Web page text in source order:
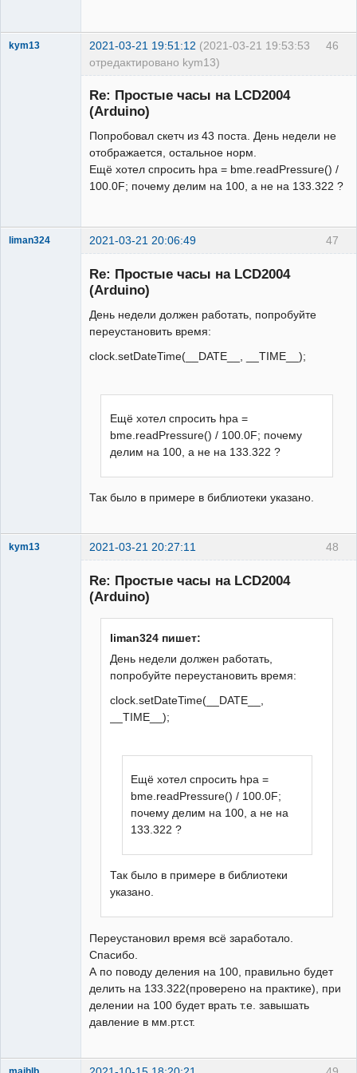
      int a[6];
i,d1,d2,d3,d4,d5,d6,e1,e2,e3;
      char * mes[12]
{"Jan","Feb","Mar","Apr","May","Jun","
      char * den[8]{"
","Mon","Tue","Wed","Thu","Fri","Sat",
"Sun"};
      float hpa,h,t1,t2;
   void setup(){ Wire.begin();
clock.begin();
    temp.begin();
temp.setResolution(9);//9 бит
Включаем подсветку дисплея
v1);lcd.createChar(2,
v3);lcd.createChar(4,
v4);lcd.createChar(5,
v5);lcd.createChar(6,
v6);lcd.createChar(7,
v7);lcd.createChar(8, v8);
   void loop(){
    if(DateTime.second==0)
{temp.requestTemperatures();}
    if(DateTime.second==15){t1 =
temp.getTempCByIndex(1);}
    if(DateTime.second==45){
    hpa = bme.readPressure() / 100.0F;
    h = bme.readHumidity();}
   // hpa=1002;
if(DateTime.hour>=0&&DateTime.hour<6)
{lcd.noBacklight();}else{lcd.backlight
     a[1]=DateTime.hour%10;
     a[2]=DateTime.minute/10;
     a[5]=DateTime.second%10;
for(i=0;i<6;i++){
      switch(i){
        case 0: e1=0,e2=1,e3=2;break;
        case 1: e1=3,e2=4,e3=5;break;
46
kym13 2021-03-21 19:51:12 (2021-03-21 19:53:53
отредактировано kym13)
Re: Простые часы на LCD2004
(Arduino)
Попробовал скетч из 43 поста. День недели не
отображается, остальное норм.
Ещё хотел спросить hpa = bme.readPressure() /
100.0F; почему делим на 100, а не на 133.322 ?
47
liman324 2021-03-21 20:06:49
Re: Простые часы на LCD2004
(Arduino)
День недели должен работать, попробуйте
переустановить время:
clock.setDateTime(__DATE__, __TIME__);
Ещё хотел спросить hpa =
bme.readPressure() / 100.0F; почему
делим на 100, а не на 133.322 ?
Так было в примере в библиотеки указано.
48
kym13 2021-03-21 20:27:11
Re: Простые часы на LCD2004
(Arduino)
liman324 пишет:
День недели должен работать,
попробуйте переустановить время:
clock.setDateTime(__DATE__,
__TIME__);
Ещё хотел спросить hpa =
bme.readPressure() / 100.0F;
почему делим на 100, а не на
133.322 ?
Так было в примере в библиотеки
указано.
Переустановил время всё заработало.
Спасибо.
А по поводу деления на 100, правильно будет
делить на 133.322(проверено на практике), при
делении на 100 будет врать т.е. завышать
давление в мм.рт.ст.
maihlb